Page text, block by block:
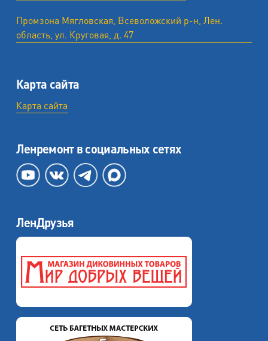
Промзона Мягловская, Всеволожский р-н, Лен.
область, ул. ​Круговая, д. 47
Карта сайта
Карта сайта
Ленремонт в социальных сетях
ЛенДрузья